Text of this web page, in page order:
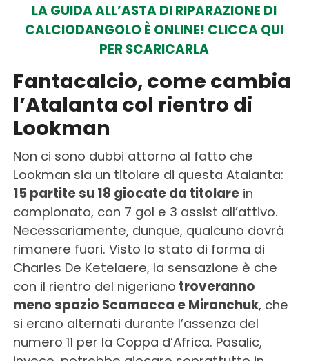
LA GUIDA ALL’ASTA DI RIPARAZIONE DI
CALCIODANGOLO È ONLINE! CLICCA QUI
PER SCARICARLA
Fantacalcio, come cambia
l’Atalanta col rientro di
Lookman
Non ci sono dubbi attorno al fatto che
Lookman sia un titolare di questa Atalanta:
15 partite su 18 giocate da titolarein
campionato, con 7 gol e 3 assist all’attivo.
Necessariamente, dunque, qualcuno dovrà
rimanere fuori. Visto lo stato di forma di
Charles De Ketelaere, la sensazione è che
con il rientro del nigeriano troveranno
meno spazio Scamacca e Miranchuk, che
si erano alternati durante l’assenza del
numero 11 per la Coppa d’Africa. Pasalic,